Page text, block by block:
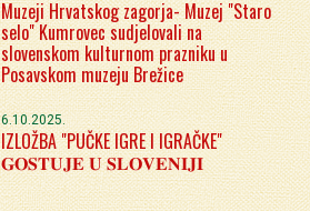
Muzeji Hrvatskog zagorja- Muzej "Staro
selo" Kumrovec sudjelovali na
slovenskom kulturnom prazniku u
Posavskom muzeju Brežice
6.10.2025.
IZLOŽBA "PUČKE IGRE I IGRAČKE"
𝐆𝐎𝐒𝐓𝐔𝐉𝐄 𝐔 𝐒𝐋𝐎𝐕𝐄𝐍𝐈𝐉𝐈